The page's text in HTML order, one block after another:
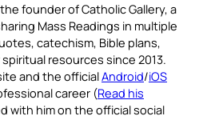
founder of Catholic Gallery, a
Mass Readings in multiple
catechism, Bible plans,
resources since 2013.
and the officialAndroid/iOS
career (Read his
with him on the official social